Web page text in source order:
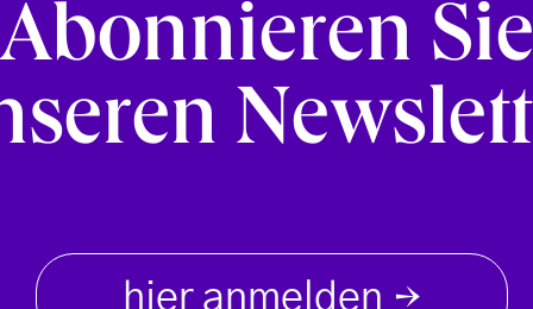
Abonnieren Sie
hier anmelden